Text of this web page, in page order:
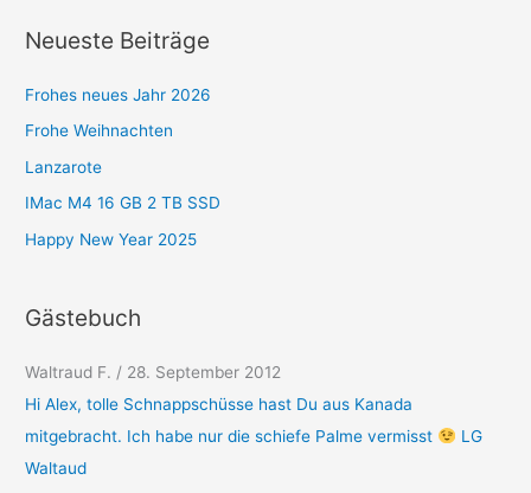
o
n
Neueste Beiträge
Frohes neues Jahr 2026
Frohe Weihnachten
Lanzarote
IMac M4 16 GB 2 TB SSD
Happy New Year 2025
Gästebuch
Waltraud F. / 28. September 2012
Hi Alex, tolle Schnappschüsse hast Du aus Kanada
mitgebracht. Ich habe nur die schiefe Palme vermisst
LG
Waltaud